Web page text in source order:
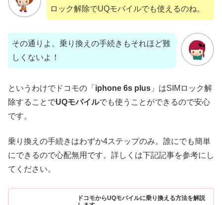
ロック解除でUQモバイルでも使えるのね。
その通りよ。乗り換えの手続きもそれほど難
しくないよ！
というわけでドコモの「 iphone 6s plus 」はSIMロック解
除することでUQモバイルでも使うことができるので安心
です。
乗り換えの手続きはわずか4ステップのみ。誰にでも簡単
にできるので心配無用です。詳しくは下記記事を参考にし
てください。
ドコモからUQモバイルに乗り換える方法を解説